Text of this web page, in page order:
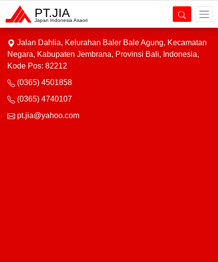
PT.JIA
Japan Indonesia Asaori
Alamat Kami
Jalan Dahlia, Kelurahan Baler Bale Agung, Kecamatan
Negara, Kabupaten Jembrana, Provinsi Bali, Indonesia,
Kode Pos: 82212
(0365) 4501858
(0365) 4740107
pt.jia@yahoo.com